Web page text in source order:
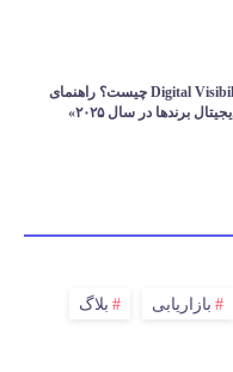
🎯 «Digital Visibility Optimization (DVO) چیست؟ راهنمای
برندها در سال ۲۰۲۵»
بازاریابی بلاگ